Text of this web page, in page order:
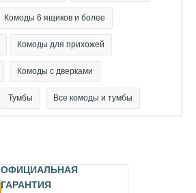
Комоды 6 ящиков и более
Комоды для прихожей
Комоды с дверками
Тумбы Все комоды и тумбы
ОФИЦИАЛЬНАЯ
ГАРАНТИЯ